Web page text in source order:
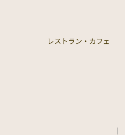
レストラン・カフェ